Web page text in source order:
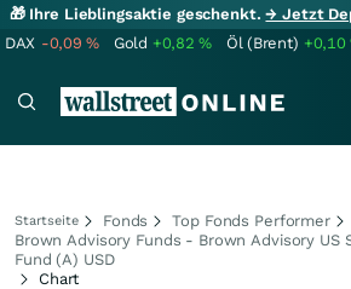
🎁 Ihre Lieblingsaktie geschenkt.→ Jetzt
DAX -0,09% Gold +0,82% Öl (Brent) +0,10
Startseite Fonds
Top Fonds Performer
Brown Advisory Funds - Brown Advisory US
Fund (A) USD
Chart